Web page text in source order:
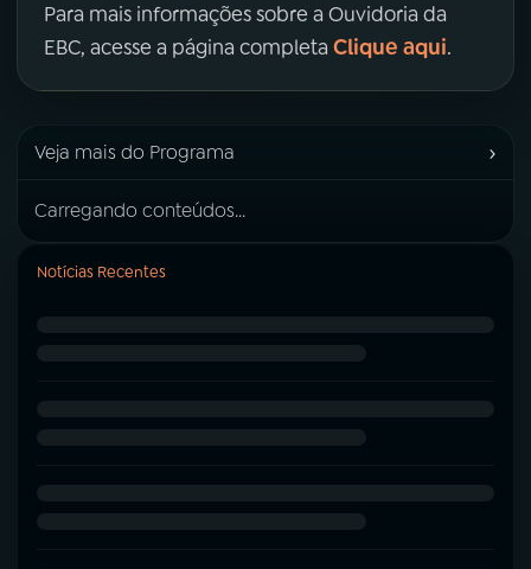
Para mais informações sobre a Ouvidoria da
EBC, acesse a página completa Clique aqui.
Veja mais do Programa ›
Carregando conteúdos...
Notícias Recentes